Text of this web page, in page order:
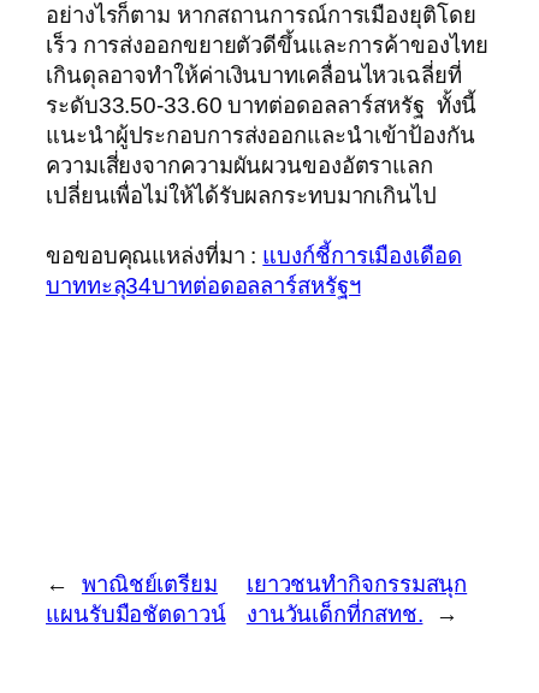
อย่างไรก็ตาม หากสถานการณ์การเมืองยุติโดย
เร็ว การส่งออกขยายตัวดีขึ้นและการค้าของไทย
เกินดุลอาจทำให้ค่าเงินบาทเคลื่อนไหวเฉลี่ยที่
ระดับ33.50-33.60 บาทต่อดอลลาร์สหรัฐ ทั้งนี้
แนะนำผู้ประกอบการส่งออกและนำเข้าป้องกัน
ความเสี่ยงจากความผันผวนของอัตราแลก
เปลี่ยนเพื่อไม่ให้ได้รับผลกระทบมากเกินไป
ขอขอบคุณแหล่งที่มา : แบงก์ชี้การเมืองเดือด
บาททะลุ34บาทต่อดอลลาร์สหรัฐฯ
←
พาณิชย์เตรียม
แผนรับมือชัตดาวน์
เยาวชนทำกิจกรรมสนุก
งานวันเด็กที่กสทช.
→